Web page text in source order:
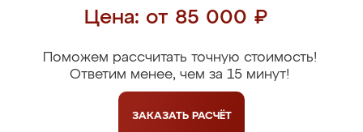
Цена: от 85 000 ₽
Поможем рассчитать точную стоимость!
Ответим менее, чем за 15 минут!
ЗАКАЗАТЬ РАСЧЁТ